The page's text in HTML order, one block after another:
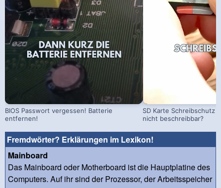
BIOS Passwort vergessen! Batterie
entfernen!
SD Karte Schreibschutz
nicht beschreibbar?
Fremdwörter? Erklärungen im Lexikon!
Mainboard
Das Mainboard oder Motherboard ist die Hauptplatine des
Computers. Auf ihr sind der Prozessor, der Arbeitsspeicher